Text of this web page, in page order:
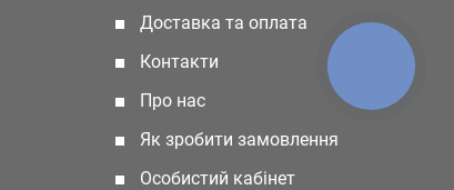
Доставка та оплата
Контакти
Про нас
Як зробити замовлення
Особистий кабінет